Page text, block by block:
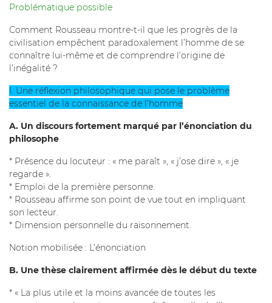
Problématique possible
Comment Rousseau montre-t-il que les progrès de la
civilisation empêchent paradoxalement l’homme de se
connaître lui-même et de comprendre l’origine de
l’inégalité ?
I. Une réflexion philosophique qui pose le problème
essentiel de la connaissance de l’homme
A. Un discours fortement marqué par l’énonciation du
philosophe
* Présence du locuteur : « me paraît », « j’ose dire », « je
regarde ».
* Emploi de la première personne.
* Rousseau affirme son point de vue tout en impliquant
son lecteur.
* Dimension personnelle du raisonnement.
Notion mobilisée : L’énonciation
B. Une thèse clairement affirmée dès le début du texte
* « La plus utile et la moins avancée de toutes les